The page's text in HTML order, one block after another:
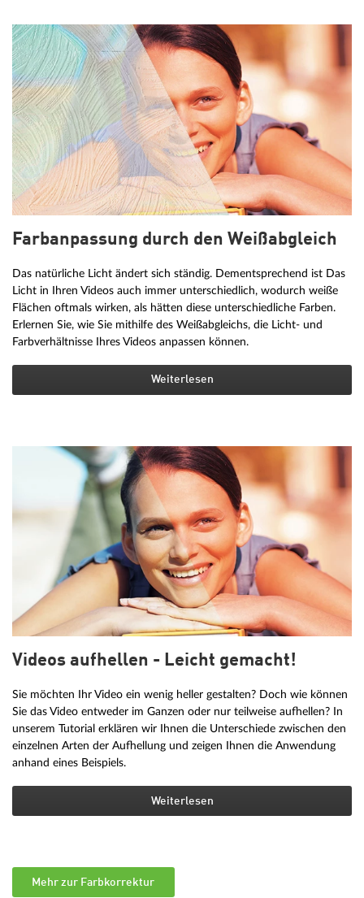
Farbanpassung durch den Weißabgleich
Das natürliche Licht ändert sich ständig. Dementsprechend ist Das
Licht in Ihren Videos auch immer unterschiedlich, wodurch weiße
Flächen oftmals wirken, als hätten diese unterschiedliche Farben.
Erlernen Sie, wie Sie mithilfe des Weißabgleichs, die Licht- und
Farbverhältnisse Ihres Videos anpassen können.
Weiterlesen
Videos aufhellen - Leicht gemacht!
Sie möchten Ihr Video ein wenig heller gestalten? Doch wie können
Sie das Video entweder im Ganzen oder nur teilweise aufhellen? In
unserem Tutorial erklären wir Ihnen die Unterschiede zwischen den
einzelnen Arten der Aufhellung und zeigen Ihnen die Anwendung
anhand eines Beispiels.
Weiterlesen
Mehr zur Farbkorrektur